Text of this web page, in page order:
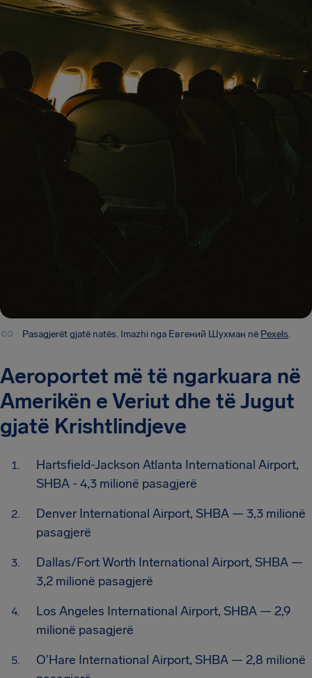
Pasagjerët gjatë natës. Imazhi nga Евгений Шухман në Pexels.
Aeroportet më të ngarkuara në
Amerikën e Veriut dhe të Jugut
gjatë Krishtlindjeve
Hartsfield-Jackson Atlanta International Airport,
SHBA - 4,3 milionë pasagjerë
Denver International Airport, SHBA — 3,3 milionë
pasagjerë
Dallas/Fort Worth International Airport, SHBA —
3,2 milionë pasagjerë
Los Angeles International Airport, SHBA — 2,9
milionë pasagjerë
O'Hare International Airport, SHBA — 2,8 milionë